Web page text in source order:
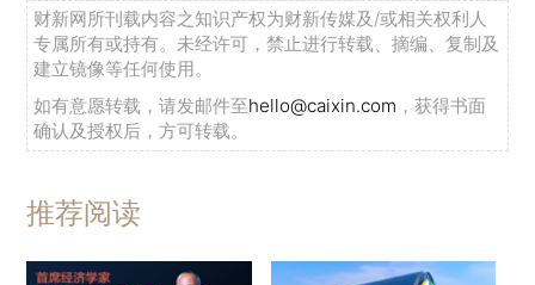
财新网所刊载内容之知识产权为财新传媒及/或相关权利人
专属所有或持有。未经许可，禁止进行转载、摘编、复制及
建立镜像等任何使用。
如有意愿转载，请发邮件至hello@caixin.com ，获得书面
确认及授权后，方可转载。
推荐阅读